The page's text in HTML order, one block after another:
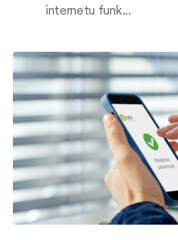
internetu funk...